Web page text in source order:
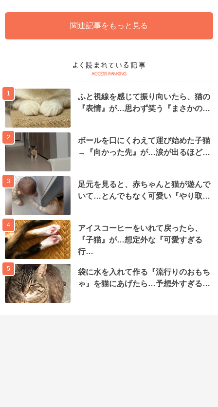
関連記事をもっと見る
1
ふと視線を感じて振り向いたら、猫の
『表情』が…思わず笑う『まさかの…
2
ボールを口にくわえて運び始めた子猫
→『向かった先』が…涙が出るほど…
3
足元を見ると、赤ちゃんと猫が遊んで
いて…とんでもなく可愛い『やり取…
4
アイスコーヒーをいれて戻ったら、
『子猫』が…想定外な『可愛すぎる
行…
5
袋に水を入れて作る『流行りのおもち
ゃ』を猫にあげたら…予想外すぎる…